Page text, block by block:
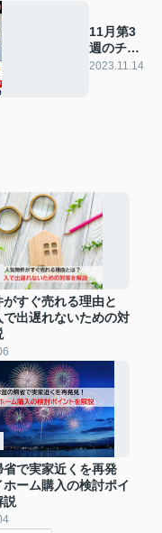
11月第3
週のチラ
シ
2023.11.14
がすぐ売れる理由と
で出遅れないための対
省で実家近くを再発
ホーム購入の検討ポイ
説